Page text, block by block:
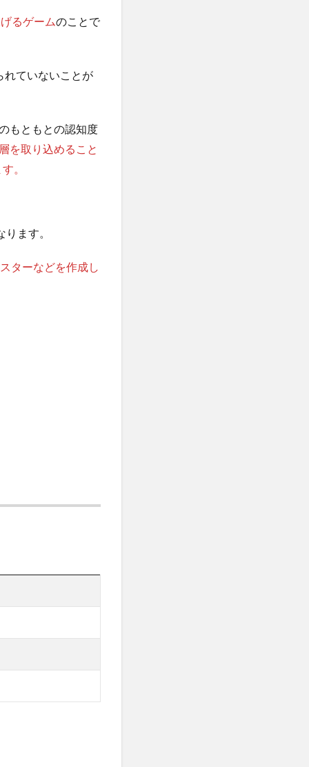
るゲームのことで
れていないことが
もともとの認知度
を取り込めること
。
ます。
ターなどを作成し